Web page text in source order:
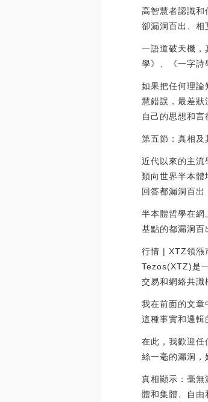
高智慧者認識和
卻漏洞百出、相
一語道破天機，
學》、《一字詩
如果把任何理論
慧錯誤，最差狀
自己的思想和言
第五節：真相及
近代以來的主流
類向世界半本體
回答都漏洞百出
半本體哲學在
基點的都漏洞百
行情 | XTZ領漲
Tezos(XTZ)是
交易和網絡共
我在前面的文章
這種事實和邏輯
在此，我歡迎任
絲一毫的漏洞，
真相顯示：毫
體和集體、自